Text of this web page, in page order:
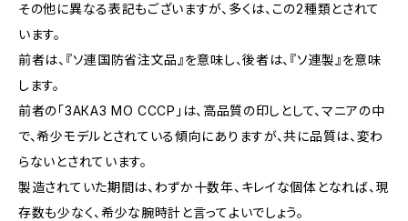
その他に異なる表記もございますが、多くは、この2種類とされて
います。
前者は、『ソ連国防省注文品』を意味し、後者は、『ソ連製』を意味
します。
前者の「ЗАКАЗ МО СССР」は、高品質の印しとして、マニアの中
で、希少モデルとされている傾向にありますが、共に品質は、変わ
らないとされています。
製造されていた期間は、わずか十数年、キレイな個体となれば、現
存数も少なく、希少な腕時計と言ってよいでしょう。